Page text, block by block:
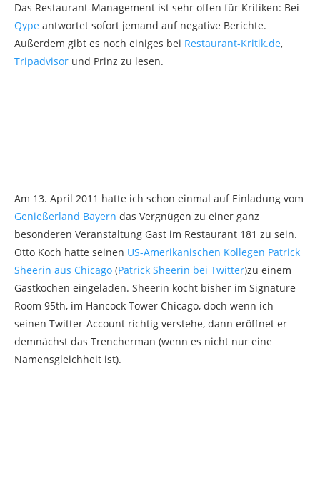
Das Restaurant-Management ist sehr offen für Kritiken: Bei
Qype antwortet sofort jemand auf negative Berichte.
Außerdem gibt es noch einiges bei Restaurant-Kritik.de,
Tripadvisor und Prinz zu lesen.
Am 13. April 2011 hatte ich schon einmal auf Einladung vom
Genießerland Bayern das Vergnügen zu einer ganz
besonderen Veranstaltung Gast im Restaurant 181 zu sein.
Otto Koch hatte seinen US-Amerikanischen Kollegen Patrick
Sheerin aus Chicago (Patrick Sheerin bei Twitter)zu einem
Gastkochen eingeladen. Sheerin kocht bisher im Signature
Room 95th, im Hancock Tower Chicago, doch wenn ich
seinen Twitter-Account richtig verstehe, dann eröffnet er
demnächst das Trencherman (wenn es nicht nur eine
Namensgleichheit ist).